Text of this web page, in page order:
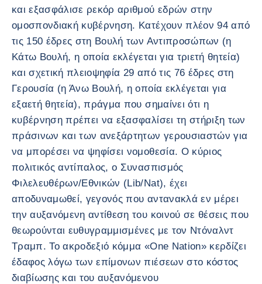
και εξασφάλισε ρεκόρ αριθμού εδρών στην
ομοσπονδιακή κυβέρνηση. Κατέχουν πλέον 94 από
τις 150 έδρες στη Βουλή των Αντιπροσώπων (η
Κάτω Βουλή, η οποία εκλέγεται για τριετή θητεία)
και σχετική πλειοψηφία 29 από τις 76 έδρες στη
Γερουσία (η Άνω Βουλή, η οποία εκλέγεται για
εξαετή θητεία), πράγμα που σημαίνει ότι η
κυβέρνηση πρέπει να εξασφαλίσει τη στήριξη των
πράσινων και των ανεξάρτητων γερουσιαστών για
να μπορέσει να ψηφίσει νομοθεσία. Ο κύριος
πολιτικός αντίπαλος, ο Συνασπισμός
Φιλελευθέρων/Εθνικών (Lib/Nat), έχει
αποδυναμωθεί, γεγονός που αντανακλά εν μέρει
την αυξανόμενη αντίθεση του κοινού σε θέσεις που
θεωρούνται ευθυγραμμισμένες με τον Ντόναλντ
Τραμπ. Το ακροδεξιό κόμμα «One Nation» κερδίζει
έδαφος λόγω των επίμονων πιέσεων στο κόστος
διαβίωσης και του αυξανόμενου